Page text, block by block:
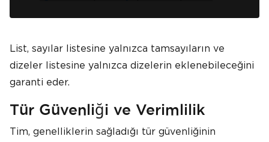
List, sayılar listesine yalnızca tamsayıların ve
dizeler listesine yalnızca dizelerin eklenebileceğini
garanti eder.
Tür Güvenliği ve Verimlilik
Tim, genelliklerin sağladığı tür güvenliğinin